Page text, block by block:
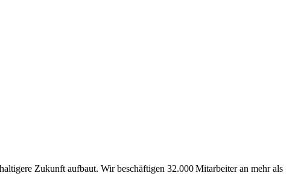
Zukunft aufbaut. Wir beschäftigen 32.000 Mitarbeiter an mehr als